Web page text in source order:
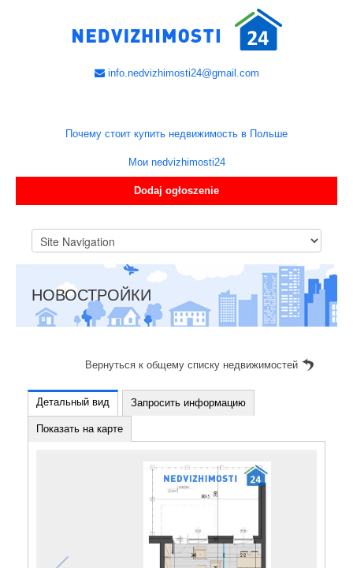
info.nedvizhimosti24@gmail.com
Почему стоит купить недвижимость в Польше
Мои nedvizhimosti24
Dodaj ogłoszenie
НОВОСТРОЙКИ
Вернуться к общему списку недвижимостей
Детальный вид Запросить информацию
Показать на карте